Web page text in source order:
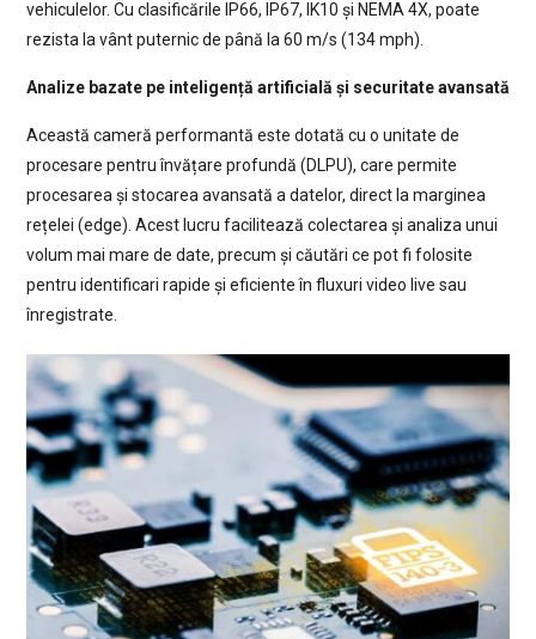
vehiculelor. Cu clasificările IP66, IP67, IK10 și NEMA 4X, poate
rezista la vânt puternic de până la 60 m/s (134 mph).
Analize bazate pe inteligență artificială și securitate avansată
Această cameră performantă este dotată cu o unitate de
procesare pentru învățare profundă (DLPU), care permite
procesarea și stocarea avansată a datelor, direct la marginea
rețelei (edge). Acest lucru facilitează colectarea și analiza unui
volum mai mare de date, precum și căutări ce pot fi folosite
pentru identificari rapide și eficiente în fluxuri video live sau
înregistrate.